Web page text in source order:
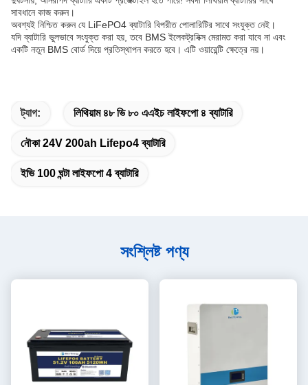
সাবধানে কাজ করুন।
অবশ্যই নিশ্চিত করুন যে LiFePO4 ব্যাটারি বিপরীত পোলারিটির সাথে সংযুক্ত নেই।
যদি ব্যাটারি ভুলভাবে সংযুক্ত করা হয়, তবে BMS ইলেকট্রনিক্স মেরামত করা যাবে না এবং
একটি নতুন BMS বোর্ড দিয়ে প্রতিস্থাপন করতে হবে। এটি ওয়ারেন্টি ক্ষেত্রে নয়।
ট্যাগ: লিথিয়াম ৪৮ ভি ৮০ এএইচ লাইফপো ৪ ব্যাটারি
নৌকা 24V 200ah Lifepo4 ব্যাটারি
ইভি 100 ঘন্টা লাইফপো 4 ব্যাটারি
সংশ্লিষ্ট পণ্য